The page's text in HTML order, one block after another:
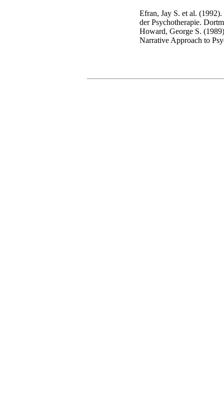
Efran, Jay S. et al. (1992).
der Psychotherapie.
Howard, George S.
Narrative Approach to